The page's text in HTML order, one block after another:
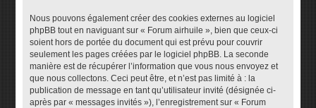
Nous pouvons également créer des cookies externes au logiciel
phpBB tout en naviguant sur « Forum airhuile », bien que ceux-ci
soient hors de portée du document qui est prévu pour couvrir
seulement les pages créées par le logiciel phpBB. La seconde
manière est de récupérer l’information que vous nous envoyez et
que nous collectons. Ceci peut être, et n’est pas limité à : la
publication de message en tant qu’utilisateur invité (désignée ci-
après par « messages invités »), l’enregistrement sur « Forum